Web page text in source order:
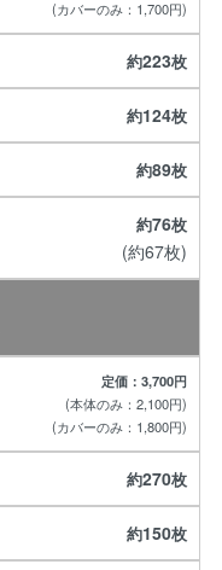
(カバーのみ：1,700円)
223
124
89
76
(約67枚)
定価：3,700円
(本体のみ：2,100円)
(カバーのみ：1,800円)
270
150